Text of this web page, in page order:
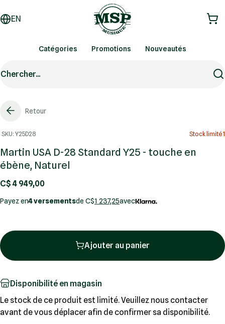
EN
Catégories Promotions Nouveautés
Chercher...
Retour
SKU: Y25D28 Stock limité1
Martin USA D-28 Standard Y25 - touche en
ébène, Naturel
C$ 4 949,00
Payez en4 versementsde C$1 237,25avec
Ajouter au panier
Disponibilité en magasin
Le stock de ce produit est limité. Veuillez nous contacter
avant de vous déplacer afin de confirmer sa disponibilité.